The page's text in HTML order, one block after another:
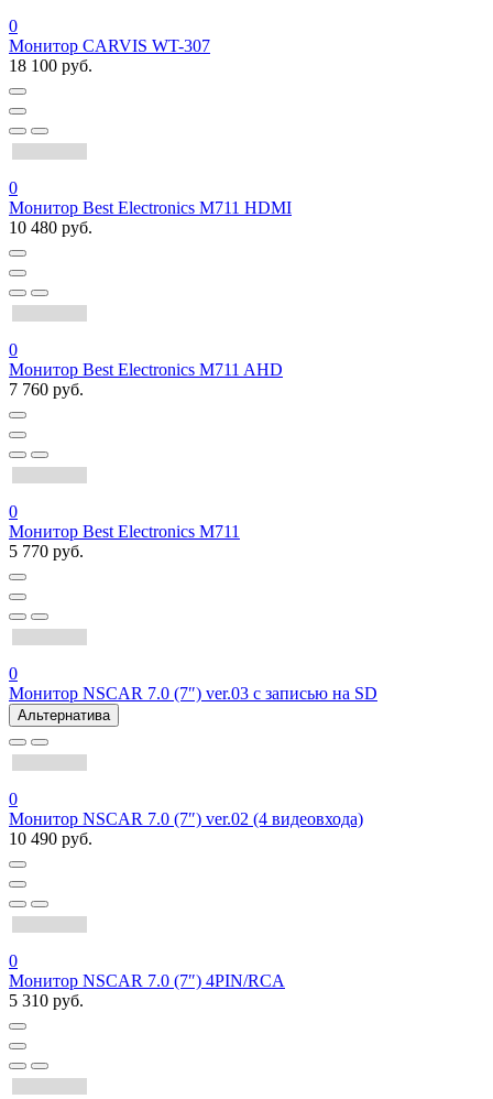
0
Монитор CARVIS WT-307
18 100 руб.
0
Монитор Best Electronics М711 HDMI
10 480 руб.
0
Монитор Best Electronics M711 AHD
7 760 руб.
0
Монитор Best Electronics M711
5 770 руб.
0
Монитор NSCAR 7.0 (7″) ver.03 с записью на SD
Альтернатива
0
Монитор NSCAR 7.0 (7″) ver.02 (4 видеовхода)
10 490 руб.
0
Монитор NSCAR 7.0 (7″) 4PIN/RCA
5 310 руб.